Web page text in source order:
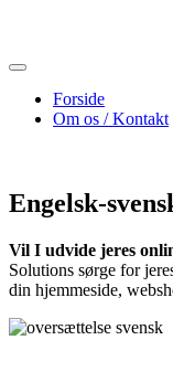
Forside
Om os / Kontakt
Engelsk-
Vil I udvide jeres
Solutions sørge for
din hjemmeside,